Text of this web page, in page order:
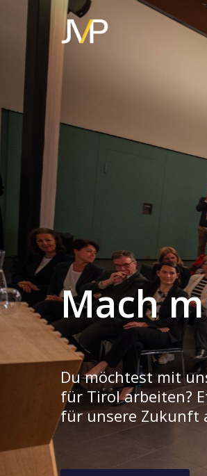
Mach
Du möchtest mit
für Tirol arbeiten?
für unsere Zukunft